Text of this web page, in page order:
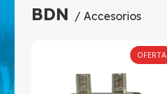
BDN / Accesorios
OFERTA